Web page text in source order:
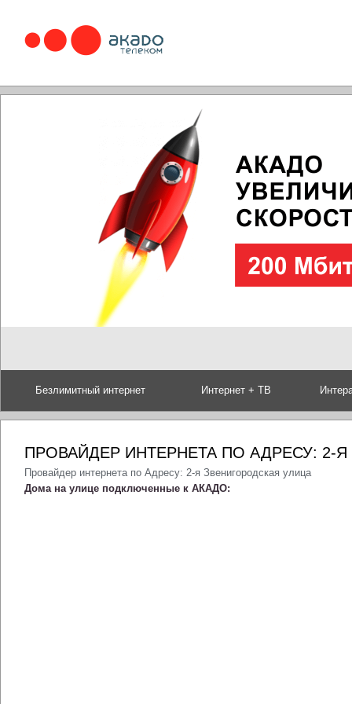
Безлимитный интернет Интернет + ТВ
ПРОВАЙДЕР ИНТЕРНЕТА ПО АДРЕСУ: 2-
Провайдер интернета по Адресу: 2-я Звенигородская улица
Дома на улице подключенные к АКАДО: